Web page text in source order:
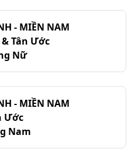
- MIỀN NAM
Tân Ước
Nữ
- MIỀN NAM
Ước
Nam